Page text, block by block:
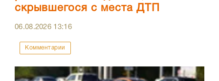
скрывшегося с места ДТП
06.08.2026 13:16
Комментарии